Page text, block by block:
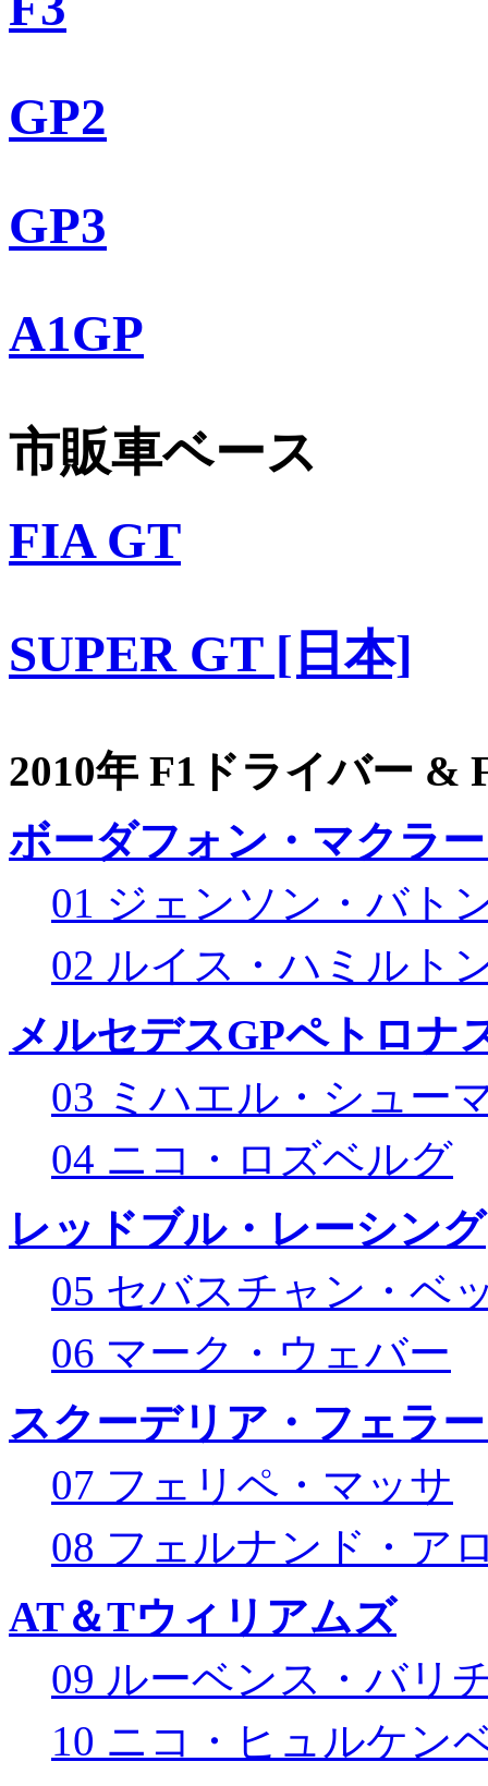
GP2
GP3
A1GP
市販車ベース
FIA GT
SUPER GT [日本]
2010年 F1ドライバー &
ボーダフォン・マクラ
01 ジェンソン・バト
02 ルイス・ハミルト
メルセデスGPペトロナ
03 ミハエル・シュー
04 ニコ・ロズベルグ
レッドブル・レーシング
05 セバスチャン・ベ
06 マーク・ウェバー
スクーデリア・フェラ
07 フェリペ・マッサ
08 フェルナンド・ア
AT＆Tウィリアムズ
09 ルーベンス・バリ
10 ニコ・ヒュルケン